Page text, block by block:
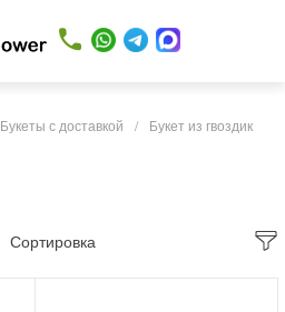
Букеты с доставкой / Букет из гвоздик
Сортировка